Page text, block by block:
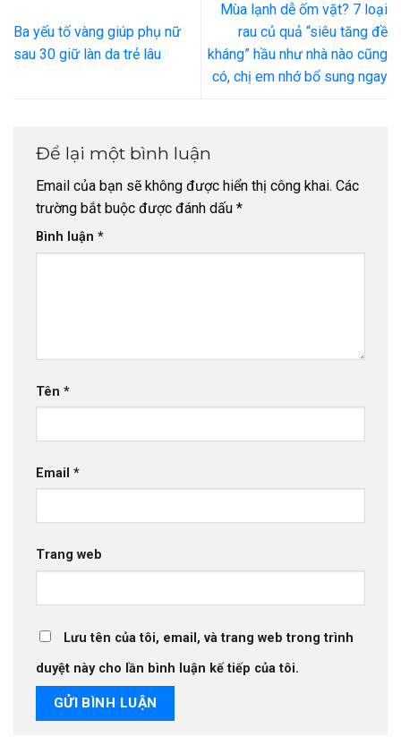
Ba yếu tố vàng giúp phụ nữ
sau 30 giữ làn da trẻ lâu
Mùa lạnh dễ ốm vặt? 7 loại
rau củ quả “siêu tăng đề
kháng” hầu như nhà nào cũng
có, chị em nhớ bổ sung ngay
Để lại một bình luận
Email của bạn sẽ không được hiển thị công khai. Các
trường bắt buộc được đánh dấu *
Bình luận *
Tên *
Email *
Trang web
Lưu tên của tôi, email, và trang web trong trình
duyệt này cho lần bình luận kế tiếp của tôi.